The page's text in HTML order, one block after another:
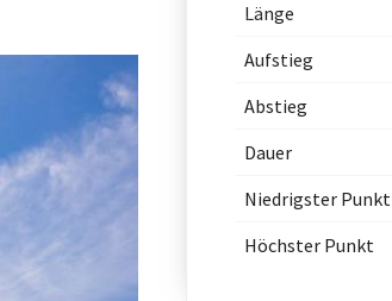
Länge
Aufstieg
Abstieg
Dauer
Niedrigster Punkt
Höchster Punkt